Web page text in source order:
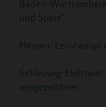
Baden-
und Sport“
Hessen:
Schleswig-
ausgezeichnet